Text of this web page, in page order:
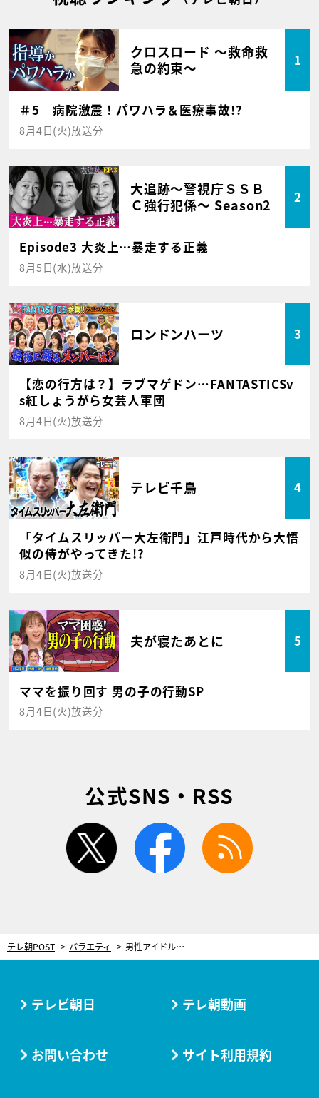
クロスロード ～救命救
急の約束～
1
＃5 病院激震！パワハラ＆医療事故!?
8月4日(火)放送分
大追跡～警視庁ＳＳＢ
Ｃ強行犯係～ Season2
2
Episode3 大炎上…暴走する正義
8月5日(水)放送分
ロンドンハーツ 3
【恋の行方は？】ラブマゲドン…FANTASTICSv
s紅しょうがら女芸人軍団
8月4日(火)放送分
テレビ千鳥 4
「タイムスリッパー大左衛門」江戸時代から大悟
似の侍がやってきた!?
8月4日(火)放送分
夫が寝たあとに 5
ママを振り回す 男の子の行動SP
8月4日(火)放送分
公式SNS・RSS
twitter facebook
テレ朝POST バラエティ 男性アイドルの「初恋の人の匂いを覚えてる」発言に相方が思わず「怖っ」
テレビ朝日 テレ朝動画
お問い合わせ サイト利用規約